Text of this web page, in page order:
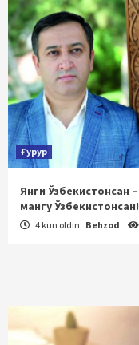
Ғурур
Янги Ўзбекистонсан –
мангу Ўзбекистонсан!
4 kun oldin Behzod